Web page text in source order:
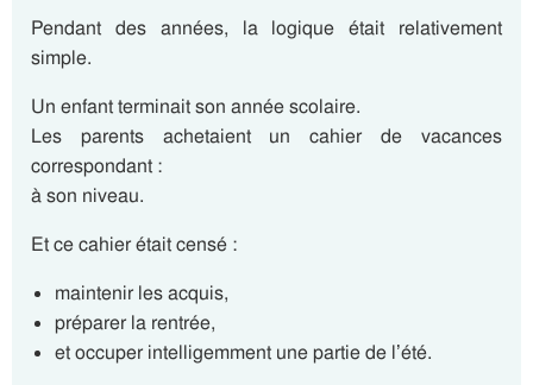
Pendant des années, la logique était relativement
simple.
Un enfant terminait son année scolaire.
Les parents achetaient un cahier de vacances
correspondant :
à son niveau.
Et ce cahier était censé :
maintenir les acquis,
préparer la rentrée,
et occuper intelligemment une partie de l’été.